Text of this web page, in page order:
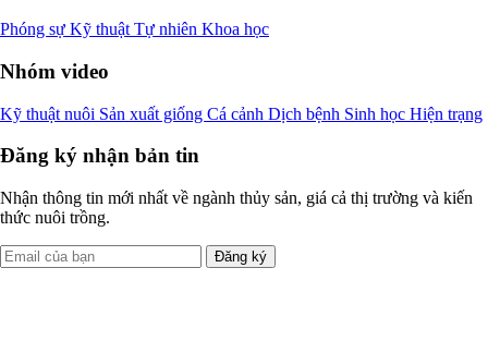
Phóng sự Kỹ thuật Tự nhiên Khoa học
Nhóm video
Kỹ thuật nuôi Sản xuất giống Cá cảnh Dịch bệnh Sinh học Hiện trạng
Đăng ký nhận bản tin
Nhận thông tin mới nhất về ngành thủy sản, giá cả thị trường và kiến
thức nuôi trồng.
Đăng ký